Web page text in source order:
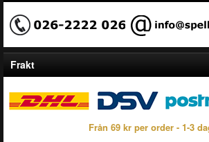
Frakt
Från 69 kr per order - 1-3